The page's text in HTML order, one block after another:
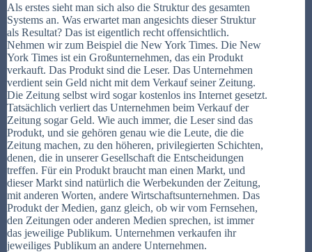
Als erstes sieht man sich also die Struktur des gesamten
Systems an. Was erwartet man angesichts dieser Struktur
als Resultat? Das ist eigentlich recht offensichtlich.
Nehmen wir zum Beispiel die New York Times. Die New
York Times ist ein Großunternehmen, das ein Produkt
verkauft. Das Produkt sind die Leser. Das Unternehmen
verdient sein Geld nicht mit dem Verkauf seiner Zeitung.
Die Zeitung selbst wird sogar kostenlos ins Internet gesetzt.
Tatsächlich verliert das Unternehmen beim Verkauf der
Zeitung sogar Geld. Wie auch immer, die Leser sind das
Produkt, und sie gehören genau wie die Leute, die die
Zeitung machen, zu den höheren, privilegierten Schichten,
denen, die in unserer Gesellschaft die Entscheidungen
treffen. Für ein Produkt braucht man einen Markt, und
dieser Markt sind natürlich die Werbekunden der Zeitung,
mit anderen Worten, andere Wirtschaftsunternehmen. Das
Produkt der Medien, ganz gleich, ob wir vom Fernsehen,
den Zeitungen oder anderen Medien sprechen, ist immer
das jeweilige Publikum. Unternehmen verkaufen ihr
jeweiliges Publikum an andere Unternehmen.